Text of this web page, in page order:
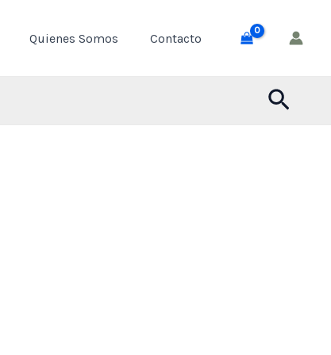
Quienes Somos Contacto
$ 55,000